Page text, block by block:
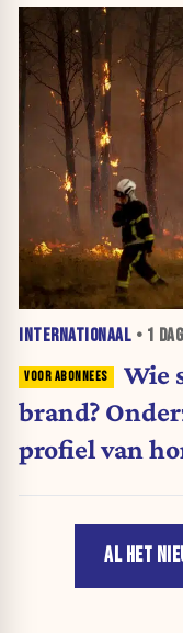
INTERNATIONAAL • 1 DAG
Wie
brand?
profiel van
AL HET